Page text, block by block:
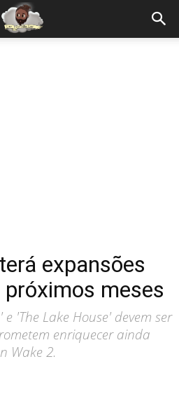
expansões
meses
e 'The Lake House' devem ser
enriquecer ainda
Wake 2.